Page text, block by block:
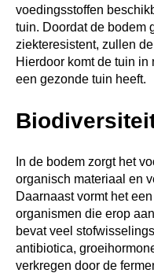
voedingsstoffen
tuin. Doordat de bodem
ziekteresistent, zullen
Hierdoor komt de tuin
een gezonde tuin heeft.
In de bodem zorgt het
organisch materiaal en
Daarnaast vormt het
organismen die erop
bevat veel
antibiotica,
verkregen door de